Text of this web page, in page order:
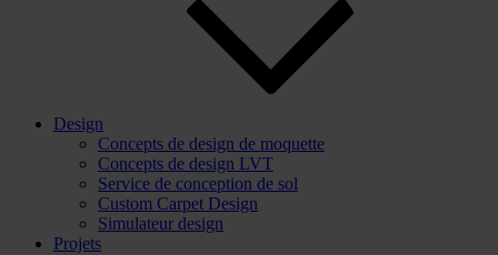
Design
Concepts de design de moquette
Concepts de design LVT
Service de conception de sol
Custom Carpet Design
Simulateur design
Projets